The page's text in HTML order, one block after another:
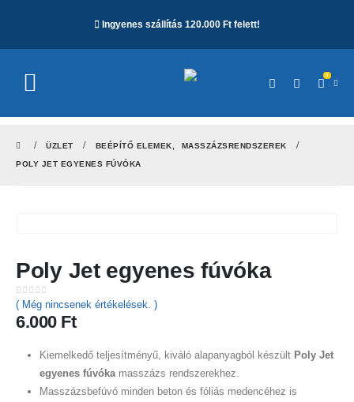
Ingyenes szállítás 120.000 Ft felett!
0
ÜZLET BEÉPÍTŐ ELEMEK MASSZÁZSRENDSZEREK
POLY JET EGYENES FÚVÓKA
Poly Jet egyenes fúvóka
0 out of 5
( Még nincsenek értékelések. )
6.000 Ft
Kiemelkedő teljesítményű, kiváló alapanyagból készült Poly Jet
egyenes fúvókamasszázs rendszerekhez.
Masszázsbefúvó minden beton és fóliás medencéhez is